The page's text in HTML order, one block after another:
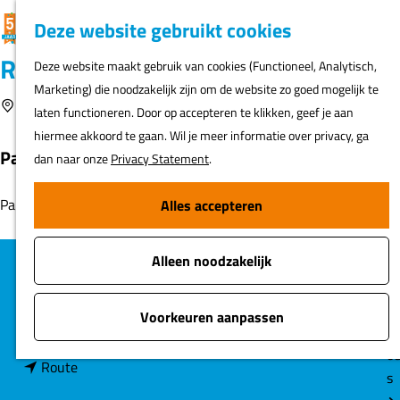
Deze website gebruikt cookies
Deze website maakt gebruik van cookies (Functioneel, Analytisch,
Marketing) die noodzakelijk zijn om de website zo goed mogelijk te
laten functioneren. Door op accepteren te klikken, geef je aan
hiermee akkoord te gaan. Wil je meer informatie over privacy, ga
dan naar onzePrivacy Statement.
Alles accepteren
Alleen noodzakelijk
Voorkeuren aanpassen
G
a
n
a
r
d
h
F
v
o
r
i
e
t
e
n
K
a
a
r
t
Z
e
k
e
n
MENU
s
Rustenhoven
Beemster Voeg toe als favorietVoeg toe als favoriet
Pand uit 1768.
Pand uit 1768.
t
a
Beemster
a
a
Routen